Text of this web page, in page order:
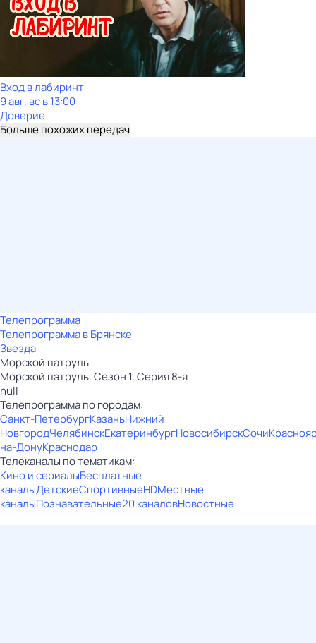
Вход в лабиринт
9 авг, вс в 13:00
Доверие
Больше похожих передач
Телепрограмма
Телепрограмма в Брянске
Звезда
Морской патруль
Морской патруль. Сезон 1. Серия 8-я
null
Телепрограмма по городам:
Санкт-ПетербургКазаньНижний
НовгородЧелябинскЕкатеринбургНовосибирскСочи
на-ДонуКраснодар
Телеканалы по тематикам:
Кино и сериалыБесплатные
каналыДетскиеСпортивныеHDМестные
каналыПознавательные20 каналовНовостные